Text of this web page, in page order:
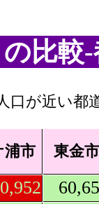
比較
口が近い都
浦市 東金市